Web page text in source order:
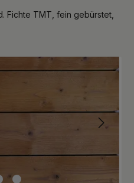
Fichte TMT, fein gebürstet,